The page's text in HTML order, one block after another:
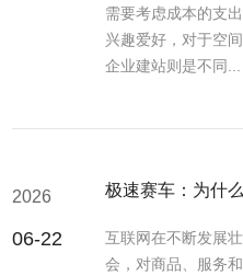
需要考虑成本的支
兴趣爱好，对于空
企业建站则是不同...
2026
06-22
极速赛车：为什
互联网在不断发展
会，对商品、服务